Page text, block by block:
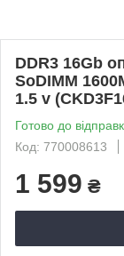
DDR3 16Gb
SoDIMM
1.5 v
Готово до
Код: 770008613
1 599 ₴